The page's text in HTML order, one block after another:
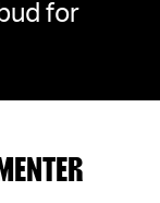
for